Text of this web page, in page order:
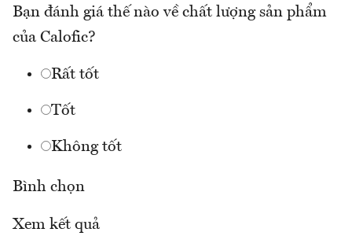
Bạn đánh giá thế nào về chất lượng sản phẩm
của Calofic?
Rất tốt
Tốt
Không tốt
Bình chọn
Xem kết quả